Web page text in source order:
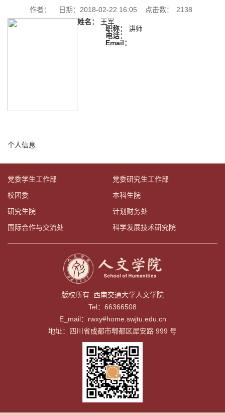
作者： 日期：2018-02-22 16:05 点击数：
2138
姓名：
王军
职称：
讲师
电话：
Email：
个人信息
党委学生工作部
党委研究生工作部
校团委
本科生院
研究生院
计划财务处
国际合作与交流处
科学发展技术研究院
版权所有: 西南交通大学人文学院
Tel：66366508
E_mail：rwxy#home.swjtu.edu.cn
地址：四川省成都市郫都区犀安路 999 号